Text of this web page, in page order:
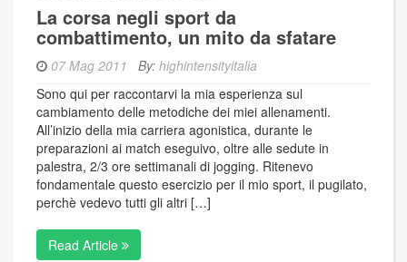
La corsa negli sport da
combattimento, un mito da sfatare
07 Mag 2011 By: highintensityitalia
Sono qui per raccontarvi la mia esperienza sul
cambiamento delle metodiche dei miei allenamenti.
All’inizio della mia carriera agonistica, durante le
preparazioni ai match eseguivo, oltre alle sedute in
palestra, 2/3 ore settimanali di jogging. Ritenevo
fondamentale questo esercizio per il mio sport, il pugilato,
perchè vedevo tutti gli altri […]
Read Article